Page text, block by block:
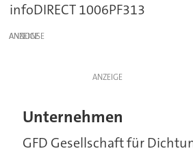
infoDIRECT 1006PF313
ANZEIGE
ANZEIGE
Unternehmen
GFD Gesellschaft für